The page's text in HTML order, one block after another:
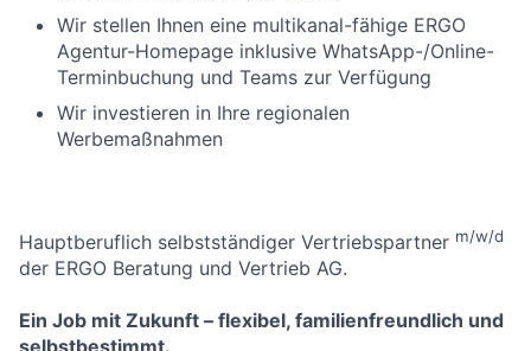
Wir stellen Ihnen eine multikanal-fähige ERGO
Agentur-Homepage inklusive WhatsApp-/Online-
Terminbuchung und Teams zur Verfügung
Wir investieren in Ihre regionalen
Werbemaßnahmen
Hauptberuflich selbstständiger Vertriebspartner m/w/d
der ERGO Beratung und Vertrieb AG.
Ein Job mit Zukunft – flexibel, familienfreundlich und
selbstbestimmt.